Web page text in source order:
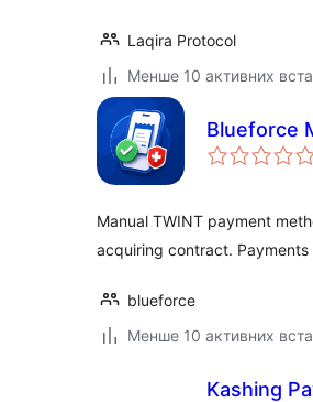
Laqira Protocol
Менше 10 активних
Blueforce
Manual TWINT payment
acquiring contract.
blueforce
Менше 10 активних
Kashing